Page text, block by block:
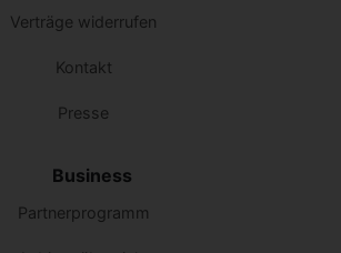
Verträge widerrufen
Kontakt
Presse
Business
Partnerprogramm